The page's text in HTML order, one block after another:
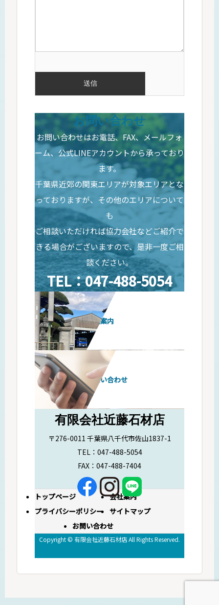
お問い合わせ
お問い合わせはお電話、FAX、メールフォ
ーム、公式LINEアカウントから承っており
ます。
千葉県近郊の関東エリアが対象エリアとな
っておりますが、その他のエリアについて
も
ご相談いただければ協力会社などご紹介で
きる場合がございますので、是非一度ご相
談ください。
TEL：047-488-5054
会社案内
お問い合わせ
有限会社近藤石材店
〒276-0011 千葉県八千代市佐山1837-1
TEL：047-488-5054
FAX：047-488-7404
トップページ
会社案内
プライバシーポリシー
サイトマップ
お問い合わせ
Copyright © 有限会社近藤石材店 All Rights Reserved.